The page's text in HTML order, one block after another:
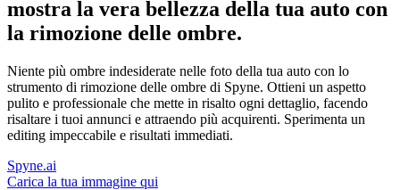
mostra la vera bellezza della tua auto con
la rimozione delle ombre.
Niente più ombre indesiderate nelle foto della tua auto con lo
strumento di rimozione delle ombre di Spyne. Ottieni un aspetto
pulito e professionale che mette in risalto ogni dettaglio, facendo
risaltare i tuoi annunci e attraendo più acquirenti. Sperimenta un
editing impeccabile e risultati immediati.
Spyne.ai
Carica la tua immagine qui